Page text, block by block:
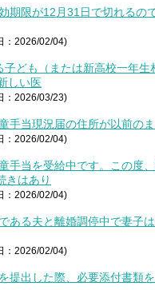
期限が12月31日で切れるの
：2026/02/04)
ども（または新高校一年
しい医
：2026/03/23)
手当現況届の住所が以前のま
：2026/02/04)
手当を受給中です。この度
きはあり
：2026/02/04)
ある夫と離婚調停中で妻子
：2026/02/04)
提出した際、必要添付書類